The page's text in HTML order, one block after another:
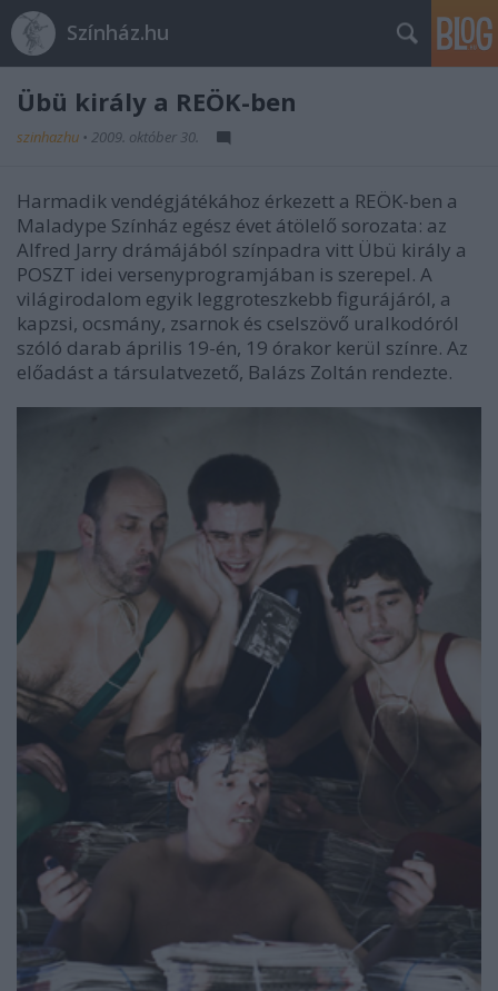
Színház.hu
Übü király a REÖK-ben
szinhazhu • 2009. október 30.
Harmadik vendégjátékához érkezett a REÖK-ben a
Maladype Színház egész évet átölelő sorozata: az
Alfred Jarry drámájából színpadra vitt Übü király a
POSZT idei versenyprogramjában is szerepel. A
világirodalom egyik leggroteszkebb figurájáról, a
kapzsi, ocsmány, zsarnok és cselszövő uralkodóról
szóló darab április 19-én, 19 órakor kerül színre. Az
előadást a társulatvezető, Balázs Zoltán rendezte.